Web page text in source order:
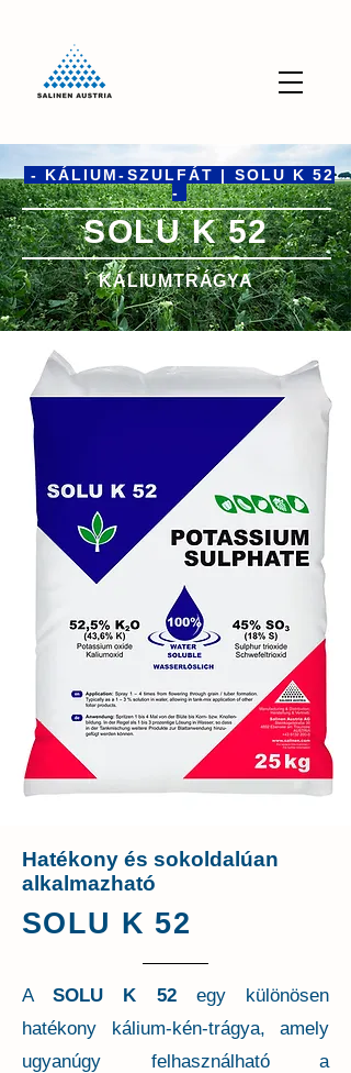
- KÁLIUM-SZULFÁT | SOLU K 52
-
SOLU K 52
KÁLIUMTRÁGYA
Hatékony és sokoldalúan
alkalmazható
SOLU K 52
ASOLU K 52egy különösen
hatékony kálium-kén-trágya, amely
ugyanúgy felhasználható a